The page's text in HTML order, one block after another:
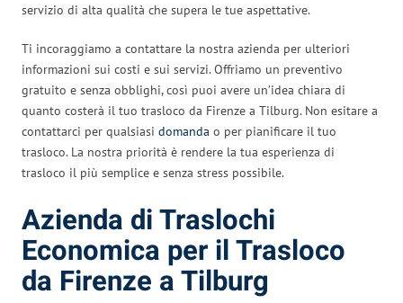
servizio di alta qualità che supera le tue aspettative.
Ti incoraggiamo a contattare la nostra azienda per ulteriori
informazioni sui costi e sui servizi. Offriamo un preventivo
gratuito e senza obblighi, così puoi avere un’idea chiara di
quanto costerà il tuo trasloco da Firenze a Tilburg. Non esitare a
contattarci per qualsiasi domanda o per pianificare il tuo
trasloco. La nostra priorità è rendere la tua esperienza di
trasloco il più semplice e senza stress possibile.
Azienda di Traslochi
Economica per il Trasloco
da Firenze a Tilburg